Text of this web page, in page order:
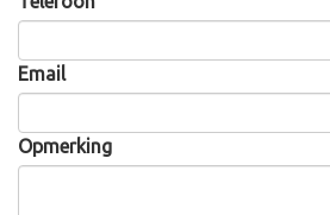
Email
Opmerking